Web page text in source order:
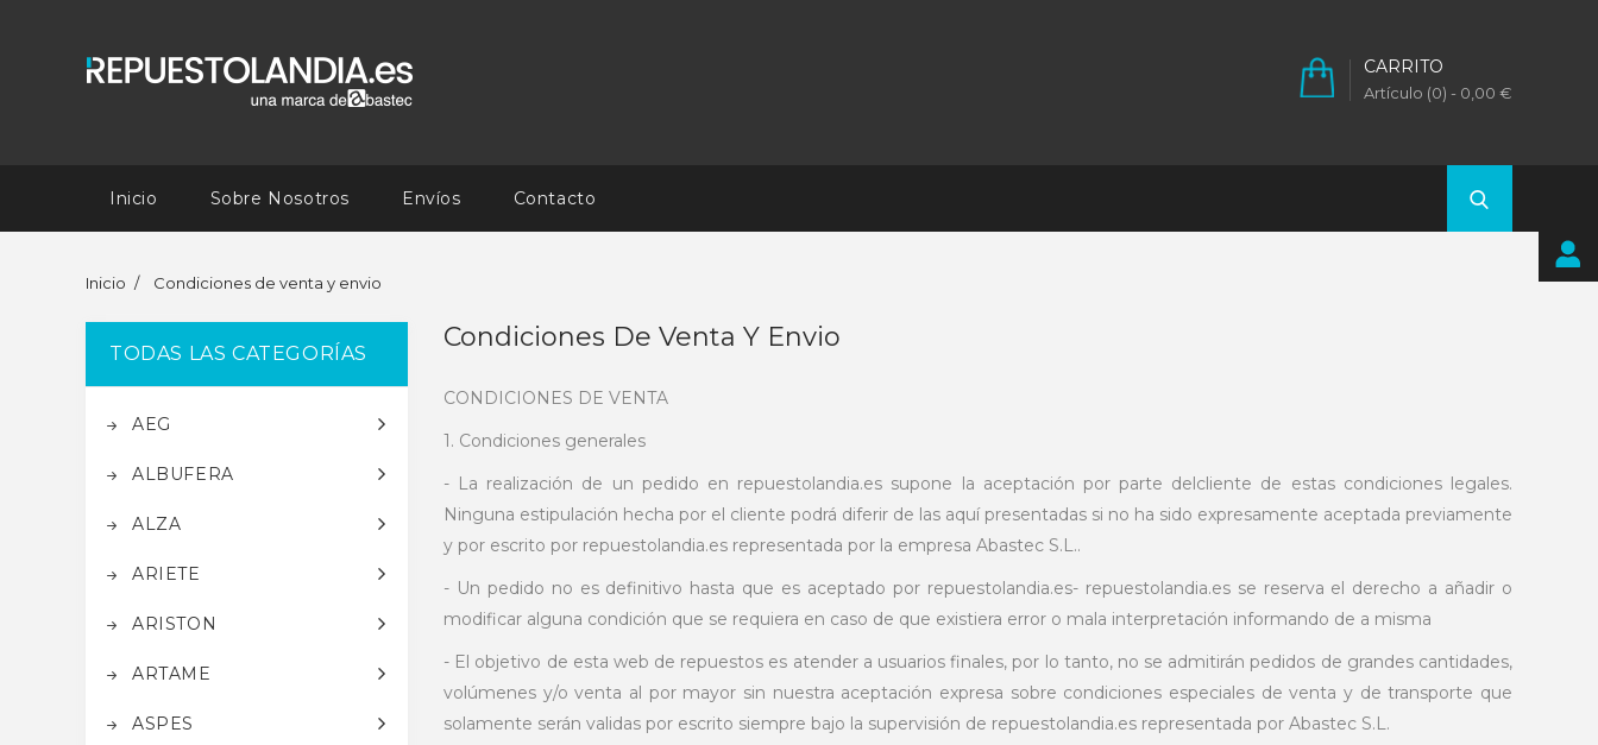
CARRITO
Artículo (0) - 0,00 €
Inicio Sobre Nosotros Envíos Contacto
Inicio Condiciones de venta y envio
TODAS LAS CATEGORÍAS
AEG
ALBUFERA
ALZA
ARIETE
ARISTON
ARTAME
ASPES
Condiciones De Venta Y Envio
CONDICIONES DE VENTA
1. Condiciones generales
- La realización de un pedido en repuestolandia.es supone la aceptación por parte delcliente de estas condiciones legales.
Ninguna estipulación hecha por el cliente podrá diferir de las aquí presentadas si no ha sido expresamente aceptada previamente
y por escrito por repuestolandia.es representada por la empresa Abastec S.L..
- Un pedido no es definitivo hasta que es aceptado por repuestolandia.es- repuestolandia.es se reserva el derecho a añadir o
modificar alguna condición que se requiera en caso de que existiera error o mala interpretación informando de a misma
- El objetivo de esta web de repuestos es atender a usuarios finales, por lo tanto, no se admitirán pedidos de grandes cantidades,
volúmenes y/o venta al por mayor sin nuestra aceptación expresa sobre condiciones especiales de venta y de transporte que
solamente serán validas por escrito siempre bajo la supervisión de repuestolandia.es representada por Abastec S.L.